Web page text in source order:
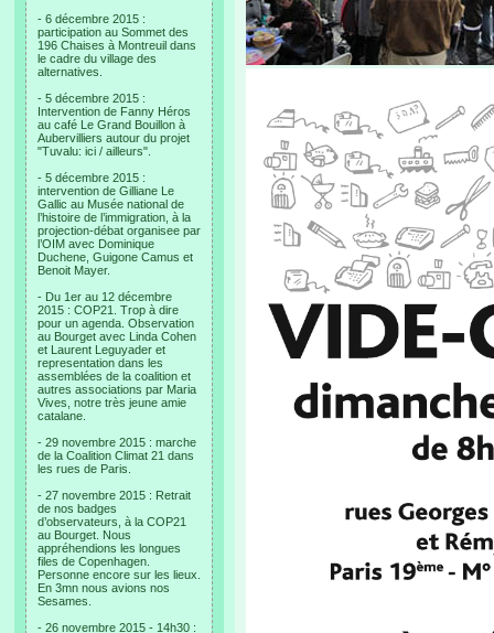
- 6 décembre 2015 :
participation au Sommet des
196 Chaises à Montreuil dans
le cadre du village des
alternatives.
- 5 décembre 2015 :
Intervention de Fanny Héros
au café Le Grand Bouillon à
Aubervilliers autour du projet
"Tuvalu: ici / ailleurs".
- 5 décembre 2015 :
intervention de Gilliane Le
Gallic au Musée national de
l’histoire de l’immigration, à la
projection-débat organisee par
l’OIM avec Dominique
Duchene, Guigone Camus et
Benoit Mayer.
- Du 1er au 12 décembre
2015 : COP21. Trop à dire
pour un agenda. Observation
au Bourget avec Linda Cohen
et Laurent Leguyader et
representation dans les
assemblées de la coalition et
autres associations par Maria
Vives, notre très jeune amie
catalane.
- 29 novembre 2015 : marche
de la Coalition Climat 21 dans
les rues de Paris.
- 27 novembre 2015 : Retrait
de nos badges
d’observateurs, à la COP21
au Bourget. Nous
appréhendions les longues
files de Copenhagen.
Personne encore sur les lieux.
En 3mn nous avions nos
Sesames.
- 26 novembre 2015 - 14h30 :